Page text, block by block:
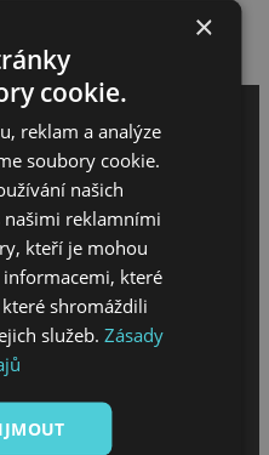
×
cookie.
reklam a analýze
soubory cookie.
našich
našimi reklamními
kteří je mohou
které
shromáždili
služeb.Zásady